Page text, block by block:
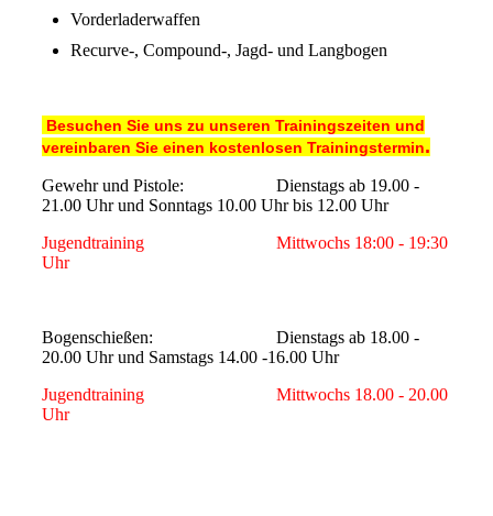
Vorderladerwaffen
Recurve-, Compound-, Jagd- und Langbogen
Besuchen Sie uns zu unseren Trainingszeiten und
vereinbaren Sie einen kostenlosen Trainingstermin.
Gewehr und Pistole: Dienstags ab 19.00 -
21.00 Uhr und Sonntags 10.00 Uhr bis 12.00 Uhr
Jugendtraining Mittwochs 18:00 - 19:30
Uhr
Bogenschießen: Dienstags ab 18.00 -
20.00 Uhr und Samstags 14.00 -16.00 Uhr
Jugendtraining
Mittwochs 18.00 - 20.00
Uhr